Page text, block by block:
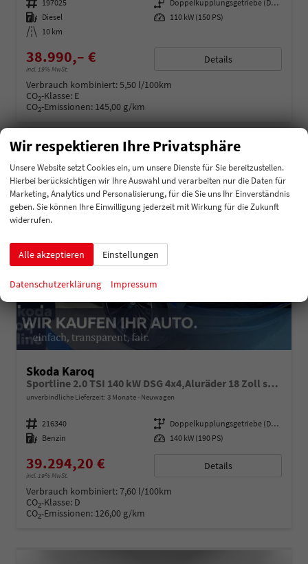
Fahrzeugnummer 197025 Getriebe
Doppelkupplungsgetriebe (DSG)
Kraftstoff Diesel Leistung 110 kW (150 PS)
Kilometerstand 10 km
38.990,– €
incl. 19% MwSt.
Details
Verbrauch kombiniert:5,50 l/100km
CO2-Klasse: E
CO2-Emissionen: 145,00 g/km
Skoda Karoq
Sportline 2.0 TSI 140 kW DSG 4x4,Aluräder 18 Zoll schwarz, Sonderfarbe Stahlgrau,Phone Box, Klimaauromatik,LED MATRIX, dynamische Blinkleuchten,Drive Mode Seledct, Kessy Full, Navigation, Sun Set,Rückkamera, PDC,LED , 4J. Grantie, Virt. Cockpit
unverbindliche Lieferzeit: 3 Monate Neuwagen
Fahrzeugnummer 216340 Getriebe
Doppelkupplungsgetriebe (DSG)
Kraftstoff Benzin Leistung 140 kW (190 PS)
39.294,20 €
incl. 19% MwSt.
Details
Verbrauch kombiniert:7,60 l/100km
CO2-Klasse: D
CO2-Emissionen: 126,00 g/km
Wir respektieren Ihre Privatsphäre
Unsere Website setzt Cookies ein, um unsere Dienste für Sie bereitzustellen.
Hierbei berücksichtigen wir Ihre Auswahl und verarbeiten nur die Daten für
Marketing, Analytics und Personalisierung, für die Sie uns Ihr Einverständnis
geben. Sie können Ihre Einwilligung jederzeit mit Wirkung für die Zukunft
widerrufen.
Alle akzeptieren Einstellungen
Datenschutzerklärung Impressum